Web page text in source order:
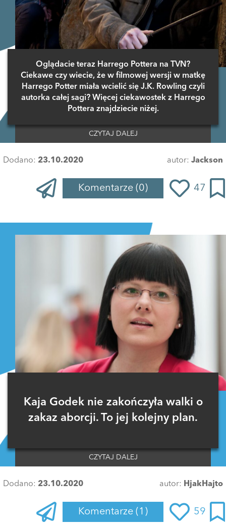
Oglądacie teraz Harrego Pottera na TVN?
Ciekawe czy wiecie, że w filmowej wersji w matkę
Harrego Potter miała wcielić się J.K. Rowling czyli
autorka całej sagi? Więcej ciekawostek z Harrego
Pottera znajdziecie niżej.
CZYTAJ DALEJ
Dodano: 23.10.2020 autor: Jackson
Komentarze (0) 47
Kaja Godek nie zakończyła walki o
zakaz aborcji. To jej kolejny plan.
CZYTAJ DALEJ
Dodano: 23.10.2020 autor: HjakHajto
Komentarze (1) 59